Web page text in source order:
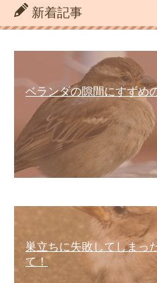
新着記事
ベランダの隙間にすずめ
巣立ちに失敗してしまっ
て！